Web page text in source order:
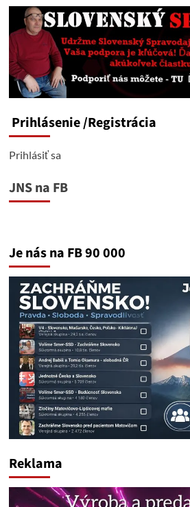
povolaním
lúzer…
Prihlásenie/Registrácia
Prihlásiť sa
JNS na FB
Je nás na FB 90 000
Reklama